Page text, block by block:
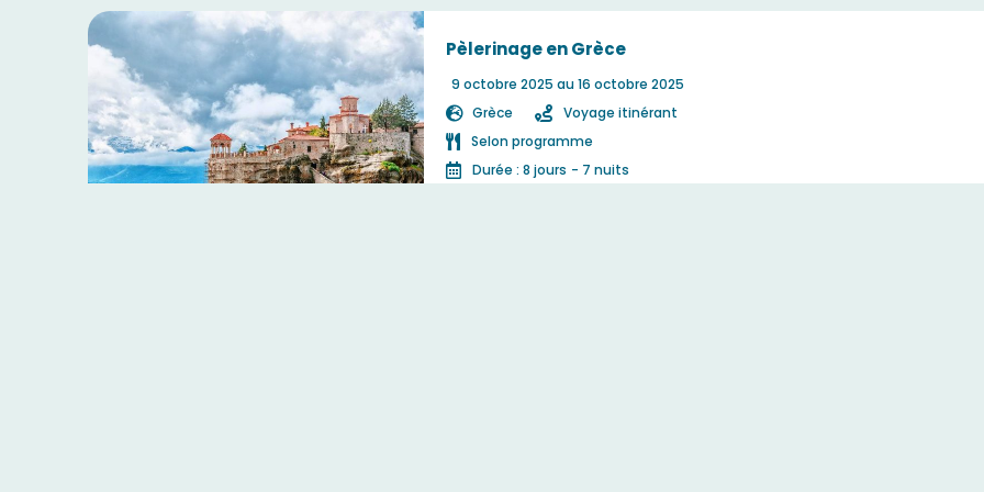
Pèlerinage en Grèce
9 octobre 2025 au 16 octobre 2025
Grèce
Voyage itinérant
Selon programme
Durée : 8 jours - 7 nuits